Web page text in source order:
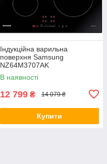
Індукційна варильна
поверхня Samsung
NZ64M3707AK
В наявності
12 799 ₴ 14 079 ₴
Купити